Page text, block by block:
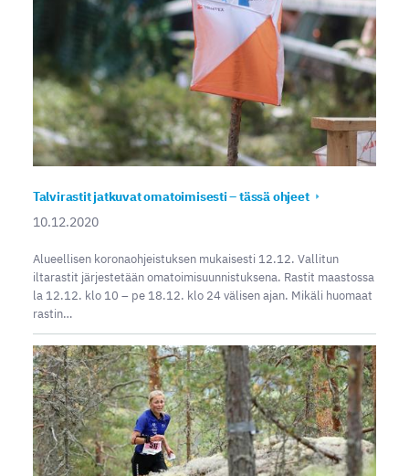
Talvirastit jatkuvat omatoimisesti – tässä ohjeet
10.12.2020
Alueellisen koronaohjeistuksen mukaisesti 12.12. Vallitun
iltarastit järjestetään omatoimisuunnistuksena. Rastit maastossa
la 12.12. klo 10 – pe 18.12. klo 24 välisen ajan. Mikäli huomaat
rastin…